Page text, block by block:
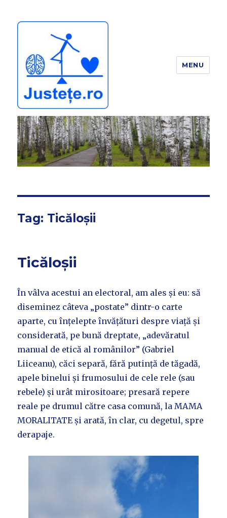
JUSTEȚE
MENU
Tag: Ticăloșii
Ticăloșii
În vâlva acestui an electoral, am ales și eu: să
diseminez câteva „postate” dintr-o carte
aparte, cu înțelepte învățături despre viață și
considerată, pe bună dreptate, „adevăratul
manual de etică al românilor” (Gabriel
Liiceanu), căci separă, fără putință de tăgadă,
apele binelui și frumosului de cele rele (sau
rebele) și urât mirositoare; presară repere
reale pe drumul către casa comună, la MAMA
MORALITATE și arată, în clar, cu degetul, spre
derapaje.